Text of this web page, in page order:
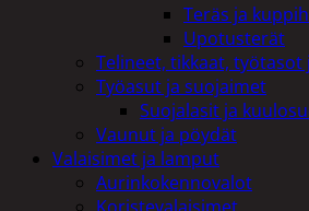
Teräs ja
Upotusterät
Telineet, tikkaat, työtasot
Työasut ja suojaimet
Suojalasit ja
Vaunut ja pöydät
Valaisimet ja lamput
Aurinkokennovalot